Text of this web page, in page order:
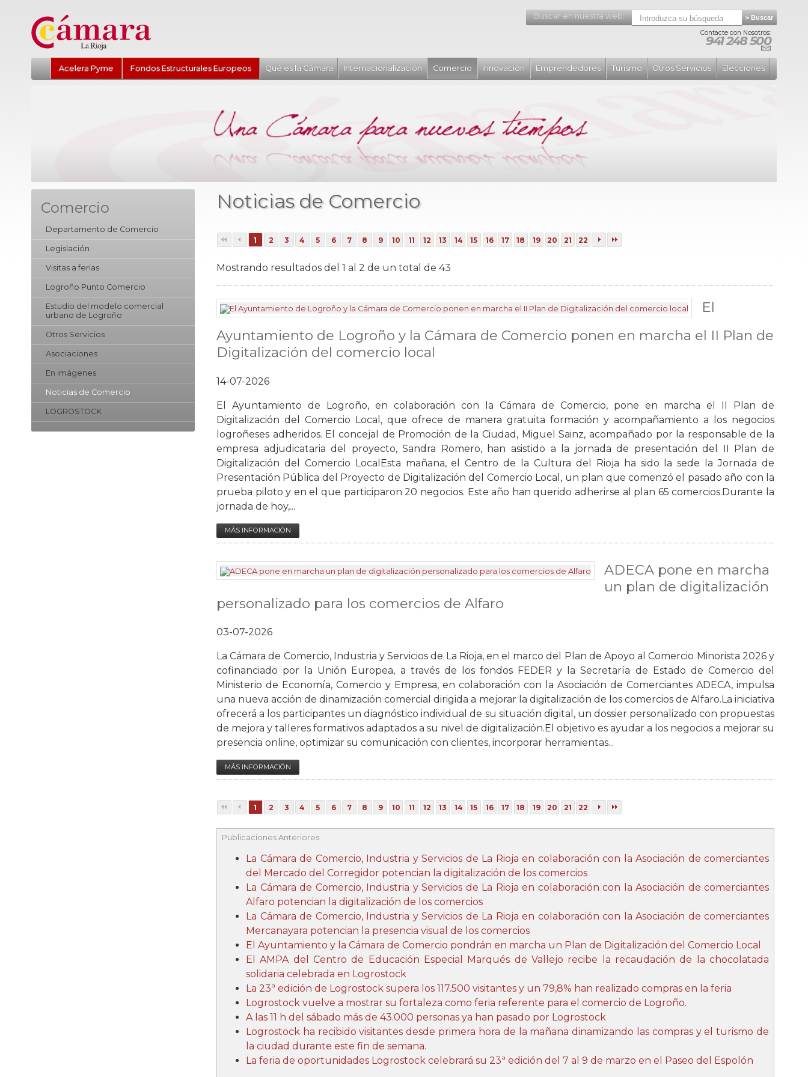
Buscar en nuestra web:
Contacte con Nosotros:
941 248 500
Acelera Pyme Fondos Estructurales Europeos Qué es la Cámara Internacionalización Comercio Innovación Emprendedores Turismo Otros Servicios Elecciones
Comercio
Departamento de Comercio
Legislación
Visitas a ferias
Logroño Punto Comercio
Estudio del modelo comercial
urbano de Logroño
Otros Servicios
Asociaciones
En imágenes
Noticias de Comercio
LOGROSTOCK
Noticias de Comercio
1 2 3 4 5 6 7 8 9 10 11 12 13 14 15 16 17 18 19 20 21 22
Mostrando resultados del 1 al 2 de un total de 43
El
Ayuntamiento de Logroño y la Cámara de Comercio ponen en marcha el II Plan de
Digitalización del comercio local
14-07-2026
El Ayuntamiento de Logroño, en colaboración con la Cámara de Comercio, pone en marcha el II Plan de
Digitalización del Comercio Local, que ofrece de manera gratuita formación y acompañamiento a los negocios
logroñeses adheridos. El concejal de Promoción de la Ciudad, Miguel Sainz, acompañado por la responsable de la
empresa adjudicataria del proyecto, Sandra Romero, han asistido a la jornada de presentación del II Plan de
Digitalización del Comercio LocalEsta mañana, el Centro de la Cultura del Rioja ha sido la sede la Jornada de
Presentación Pública del Proyecto de Digitalización del Comercio Local, un plan que comenzó el pasado año con la
prueba piloto y en el que participaron 20 negocios. Este año han querido adherirse al plan 65 comercios.Durante la
jornada de hoy,...
MÁS INFORMACIÓN
ADECA pone en marcha
un plan de digitalización
personalizado para los comercios de Alfaro
03-07-2026
La Cámara de Comercio, Industria y Servicios de La Rioja, en el marco del Plan de Apoyo al Comercio Minorista 2026 y
cofinanciado por la Unión Europea, a través de los fondos FEDER y la Secretaría de Estado de Comercio del
Ministerio de Economía, Comercio y Empresa, en colaboración con la Asociación de Comerciantes ADECA, impulsa
una nueva acción de dinamización comercial dirigida a mejorar la digitalización de los comercios de Alfaro.La iniciativa
ofrecerá a los participantes un diagnóstico individual de su situación digital, un dossier personalizado con propuestas
de mejora y talleres formativos adaptados a su nivel de digitalización.El objetivo es ayudar a los negocios a mejorar su
presencia online, optimizar su comunicación con clientes, incorporar herramientas...
MÁS INFORMACIÓN
1 2 3 4 5 6 7 8 9 10 11 12 13 14 15 16 17 18 19 20 21 22
Publicaciones Anteriores
La Cámara de Comercio, Industria y Servicios de La Rioja en colaboración con la Asociación de comerciantes
del Mercado del Corregidor potencian la digitalización de los comercios
La Cámara de Comercio, Industria y Servicios de La Rioja en colaboración con la Asociación de comerciantes
Alfaro potencian la digitalización de los comercios
La Cámara de Comercio, Industria y Servicios de La Rioja en colaboración con la Asociación de comerciantes
Mercanayara potencian la presencia visual de los comercios
El Ayuntamiento y la Cámara de Comercio pondrán en marcha un Plan de Digitalización del Comercio Local
El AMPA del Centro de Educación Especial Marqués de Vallejo recibe la recaudación de la chocolatada
solidaria celebrada en Logrostock
La 23ª edición de Logrostock supera los 117.500 visitantes y un 79,8% han realizado compras en la feria
Logrostock vuelve a mostrar su fortaleza como feria referente para el comercio de Logroño.
A las 11 h del sábado más de 43.000 personas ya han pasado por Logrostock
Logrostock ha recibido visitantes desde primera hora de la mañana dinamizando las compras y el turismo de
la ciudad durante este fin de semana.
La feria de oportunidades Logrostock celebrará su 23ª edición del 7 al 9 de marzo en el Paseo del Espolón